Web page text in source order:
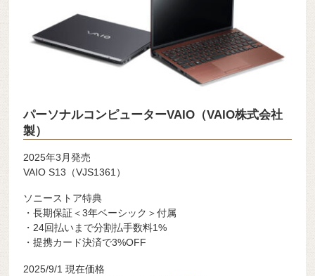
パーソナルコンピューターVAIO（VAIO株式会社
製）
2025年3月発売
VAIO S13（VJS1361）
ソニーストア特典
・長期保証＜3年ベーシック＞付属
・24回払いまで分割払手数料1%
・提携カード決済で3%OFF
2025/9/1 現在価格